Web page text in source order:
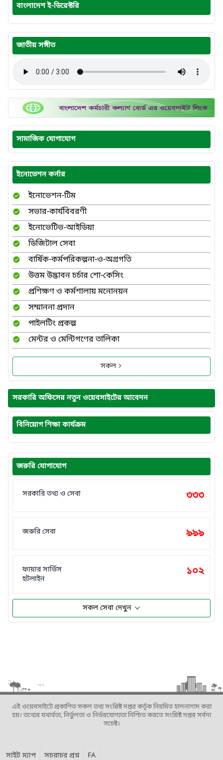
বাংলাদেশ ই-ডিরেক্টরি
জাতীয় সঙ্গীত
সামাজিক যোগাযোগ
ইনোভেশন কর্নার
ইনোভেশন-টিম
সভার-কার্যবিবরণী
ইনোভেটিভ-আইডিয়া
ডিজিটাল সেবা
বার্ষিক-কর্মপরিকল্পনা-ও-অগ্রগতি
উত্তম উদ্ভাবন চর্চার শো-কেসিং
প্রশিক্ষণ ও কর্মশালায় মনোনয়ন
সম্মাননা প্রদান
পাইলটিং প্রকল্প
মেন্টর ও মেন্টিগণের তালিকা
সকল
সরকারি অফিসের নতুন ওয়েবসাইটের আবেদন
বিনিয়োগ শিক্ষা কার্যক্রম
জরুরি যোগাযোগ
সরকারি তথ্য ও সেবা ৩৩৩
জরুরি সেবা ৯৯৯
ফায়ার সার্ভিস
হটলাইন
১০২
সকল সেবা দেখুন
এই ওয়েবসাইটে প্রকাশিত সকল তথ্য সংশ্লিষ্ট দপ্তর কর্তৃক নিয়মিত হালনাগাদ করা
হয়। তথ্যের যথার্থতা, নির্ভুলতা ও নির্ভরযোগ্যতা নিশ্চিত করতে সংশ্লিষ্ট দপ্তর সর্বদা
সচেষ্ট।
সাইট ম্যাপ সচরাচর প্রশ্ন FA